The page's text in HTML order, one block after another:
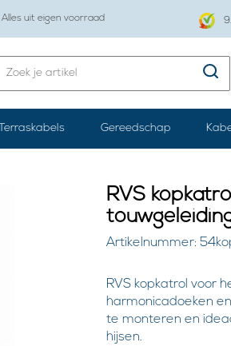
Alles uit eigen voorraad
Terraskabels Gereedschap
RVS
Artikelnummer:
RVS kopkatrol voor
harmonicadoeken
te monteren en
hijsen.